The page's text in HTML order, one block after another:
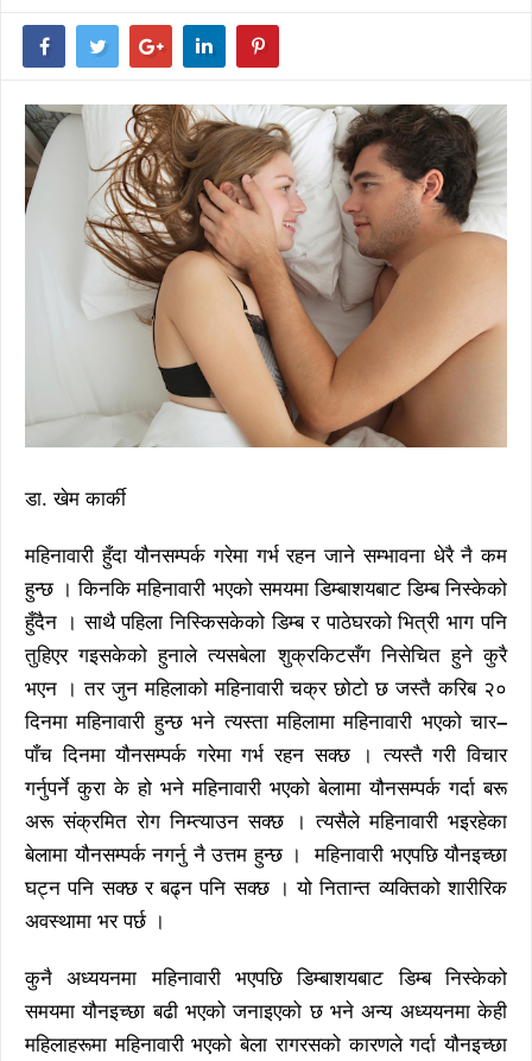
डा. खेम कार्की
महिनावारी हुँदा यौनसम्पर्क गरेमा गर्भ रहन जाने सम्भावना धेरै नै कम
हुन्छ । किनकि महिनावारी भएको समयमा डिम्बाशयबाट डिम्ब निस्केको
हुँदैन । साथै पहिला निस्किसकेको डिम्ब र पाठेघरको भित्री भाग पनि
तुहिएर गइसकेको हुनाले त्यसबेला शुक्रकिटसँग निसेचित हुने कुरै
भएन । तर जुन महिलाको महिनावारी चक्र छोटो छ जस्तै करिब २०
दिनमा महिनावारी हुन्छ भने त्यस्ता महिलामा महिनावारी भएको चार–
पाँच दिनमा यौनसम्पर्क गरेमा गर्भ रहन सक्छ । त्यस्तै गरी विचार
गर्नुपर्ने कुरा के हो भने महिनावारी भएको बेलामा यौनसम्पर्क गर्दा बरू
अरू संक्रमित रोग निम्त्याउन सक्छ । त्यसैले महिनावारी भइरहेका
बेलामा यौनसम्पर्क नगर्नु नै उत्तम हुन्छ । महिनावारी भएपछि यौनइच्छा
घट्न पनि सक्छ र बढ्न पनि सक्छ । यो नितान्त व्यक्तिको शारीरिक
अवस्थामा भर पर्छ ।
कुनै अध्ययनमा महिनावारी भएपछि डिम्बाशयबाट डिम्ब निस्केको
समयमा यौनइच्छा बढी भएको जनाइएको छ भने अन्य अध्ययनमा केही
महिलाहरूमा महिनावारी भएको बेला रागरसको कारणले गर्दा यौनइच्छा